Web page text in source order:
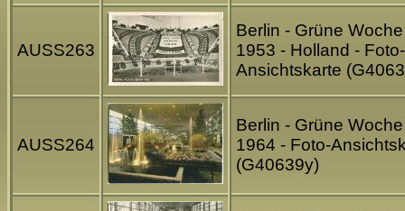
AUSS263
Berlin - Grüne Woche
1953 - Holland - Foto-
Ansichtskarte
AUSS264
Berlin - Grüne Woche
1964 - Foto-
(G40639y)